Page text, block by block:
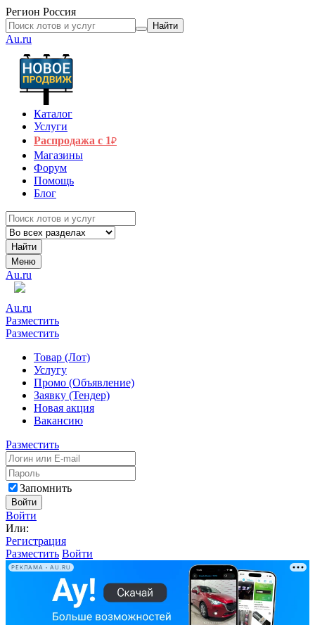
Регион Россия
Найти
Au.ru
Каталог
Услуги
Распродажа с 1₽
Магазины
Форум
Помощь
Блог
Найти
Меню
Au.ru
Au.ru
Разместить
Разместить
Товар (Лот)
Услугу
Промо (Объявление)
Заявку (Тендер)
Новая акция
Вакансию
Разместить
Запомнить
Войти
Войти
Или:
Регистрация
Разместить Войти
РЕКЛАМА • AU.RU